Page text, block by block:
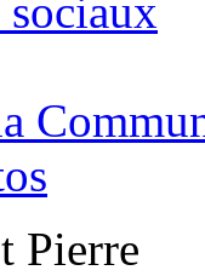
sociaux
Pierre